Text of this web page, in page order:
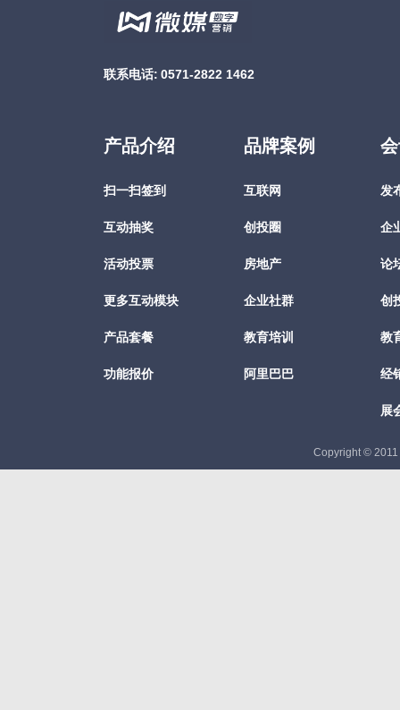
联系电话: 0571-2822 1462
产品介绍
扫一扫签到
互动抽奖
活动投票
更多互动模块
产品套餐
功能报价
品牌案例
互联网
创投圈
房地产
企业社群
教育培训
阿里巴巴
发
企
论
创
教
经
展
Copyright © 2011